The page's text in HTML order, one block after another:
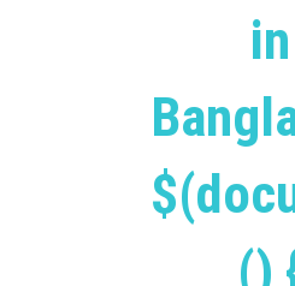
in
()